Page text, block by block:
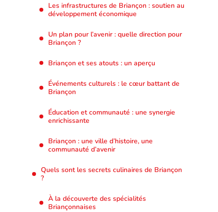
Les infrastructures de Briançon : soutien au
développement économique
Un plan pour l’avenir : quelle direction pour
Briançon ?
Briançon et ses atouts : un aperçu
Événements culturels : le cœur battant de
Briançon
Éducation et communauté : une synergie
enrichissante
Briançon : une ville d’histoire, une
communauté d’avenir
Quels sont les secrets culinaires de Briançon
?
À la découverte des spécialités
Briançonnaises